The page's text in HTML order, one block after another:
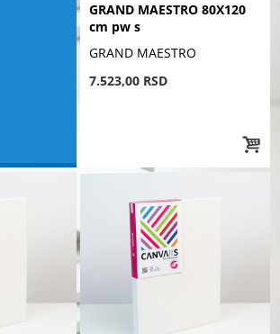
GRAND MAESTRO 80X120
cm pw s
GRAND MAESTRO
7.523,00 RSD